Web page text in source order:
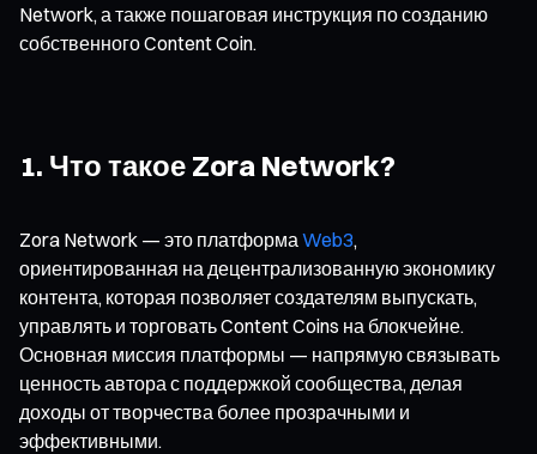
Network, а также пошаговая инструкция по созданию
собственного Content Coin.
1. Что такое Zora Network?
Zora Network — это платформа Web3,
ориентированная на децентрализованную экономику
контента, которая позволяет создателям выпускать,
управлять и торговать Content Coins на блокчейне.
Основная миссия платформы — напрямую связывать
ценность автора с поддержкой сообщества, делая
доходы от творчества более прозрачными и
эффективными.